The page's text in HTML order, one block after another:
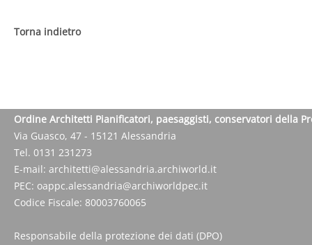
Torna indietro
Ordine Architetti Pianificatori, paesaggisti, conservatori della
Via Guasco, 47 - 15121 Alessandria
Tel. 0131 231273
E-mail: architetti@alessandria.archiworld.it
PEC: oappc.alessandria@archiworldpec.it
Codice Fiscale: 80003760065
Responsabile della protezione dei dati (DPO)